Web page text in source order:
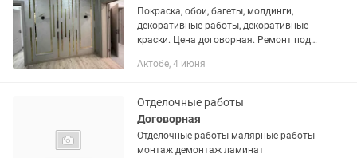
Покраска, обои, багеты, молдинги,
декоративные работы, декоративные
краски. Цена договорная. Ремонт под
Актобе, 4 июня
Отделочные работы
Договорная
Отделочные работы малярные работы
монтаж демонтаж ламинат